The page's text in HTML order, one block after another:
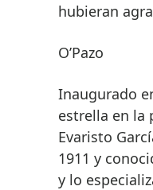
hubieran
O’Pazo
Inaugurado
estrella en la
Evaristo
1911 y
y lo